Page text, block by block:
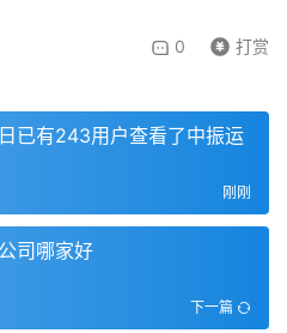
0 打赏
已有243用户查看了中振运
刚刚
司哪家好
下一篇